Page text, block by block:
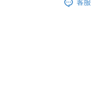
客服